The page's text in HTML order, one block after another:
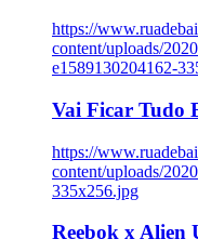
https://
content/uploads/
e1589130204162-
Vai Ficar Tudo
https://
content/uploads/
335x256.jpg
Reebok x Alien